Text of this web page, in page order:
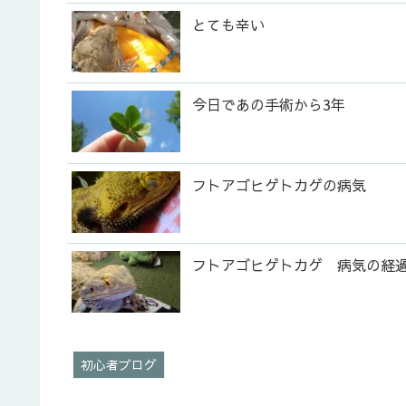
とても辛い
今日であの手術から3年
フトアゴヒゲトカゲの病気
フトアゴヒゲトカゲ 病気の経
初心者ブログ